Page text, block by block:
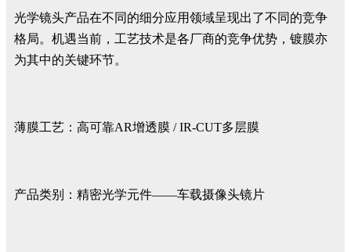
光学镜头产品在不同的细分应用领域呈现出了不同的竞争
格局。机遇当前，工艺技术是各厂商的竞争优势，镀膜亦
为其中的关键环节。
薄膜工艺：高可靠AR增透膜 / IR-CUT多层膜
产品类别：精密光学元件——车载摄像头镜片